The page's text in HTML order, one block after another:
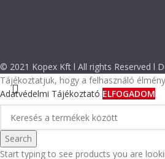
© 2021 Kopex Kft l All rights Reserved l
Search
Start typing to see products you are
Tájékoztatjuk, hogy a felhasználó
Adatvédelmi Tájékoztató ELFOGADOM